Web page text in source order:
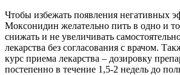
Чтобы избежать появления негативных
Моксонидин желательно пить в одно и
снижать и не увеличивать
лекарства без согласования с врачом.
курс приема лекарства – дозировку
постепенно в течение 1,5-2 недель до